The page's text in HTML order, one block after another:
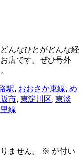
んなひとがどんな経
店です。ぜひ号外
駅, おおさか東線, め
市, 東淀川区, 東淡
線
ません。 ※ が付い